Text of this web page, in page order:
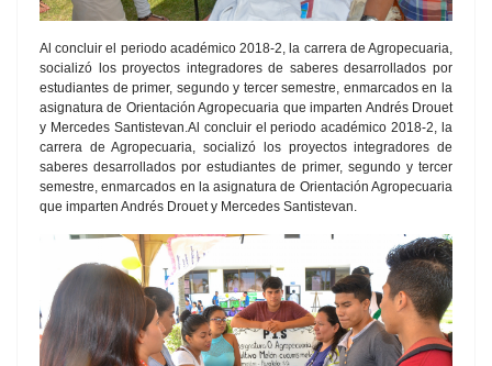
Al concluir el periodo académico 2018-2, la carrera de Agropecuaria,
socializó los proyectos integradores de saberes desarrollados por
estudiantes de primer, segundo y tercer semestre, enmarcados en la
asignatura de Orientación Agropecuaria que imparten Andrés Drouet
y Mercedes Santistevan.Al concluir el periodo académico 2018-2, la
carrera de Agropecuaria, socializó los proyectos integradores de
saberes desarrollados por estudiantes de primer, segundo y tercer
semestre, enmarcados en la asignatura de Orientación Agropecuaria
que imparten Andrés Drouet y Mercedes Santistevan.